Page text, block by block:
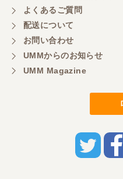
よくあるご質問
配送について
お問い合わせ
UMMからのお知らせ
UMM Magazine